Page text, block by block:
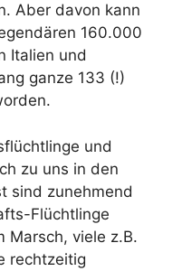
Aber davon kann
160.000
Italien und
ganze 133 (!)
und
zu uns in den
sind zunehmend
Flüchtlinge
Marsch, viele z.B.
rechtzeitig